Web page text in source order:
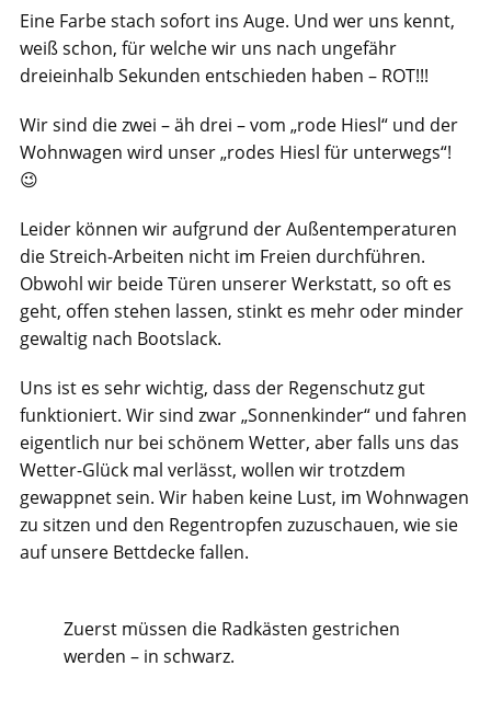
Eine Farbe stach sofort ins Auge. Und wer uns kennt,
weiß schon, für welche wir uns nach ungefähr
dreieinhalb Sekunden entschieden haben – ROT!!!
Wir sind die zwei – äh drei – vom „rode Hiesl“ und der
Wohnwagen wird unser „rodes Hiesl für unterwegs“!
😉
Leider können wir aufgrund der Außentemperaturen
die Streich-Arbeiten nicht im Freien durchführen.
Obwohl wir beide Türen unserer Werkstatt, so oft es
geht, offen stehen lassen, stinkt es mehr oder minder
gewaltig nach Bootslack.
Uns ist es sehr wichtig, dass der Regenschutz gut
funktioniert. Wir sind zwar „Sonnenkinder“ und fahren
eigentlich nur bei schönem Wetter, aber falls uns das
Wetter-Glück mal verlässt, wollen wir trotzdem
gewappnet sein. Wir haben keine Lust, im Wohnwagen
zu sitzen und den Regentropfen zuzuschauen, wie sie
auf unsere Bettdecke fallen.
Zuerst müssen die Radkästen gestrichen
werden – in schwarz.